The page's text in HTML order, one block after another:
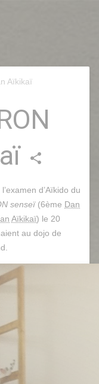
Aïkikaï
share
d’Aïkido du
senseï(6ème Dan
Aïkikaï) le 20
au dojo de